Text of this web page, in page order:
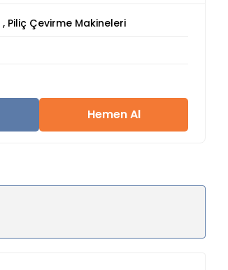
, Piliç Çevirme Makineleri
Hemen Al